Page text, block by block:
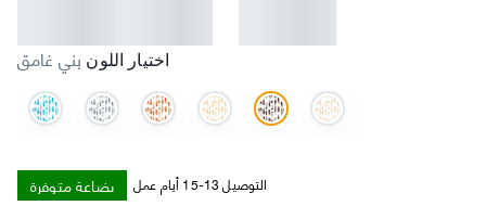
اختيار اللون بني غامق
بضاعة متوفرة التوصيل 13-15 أيام عمل